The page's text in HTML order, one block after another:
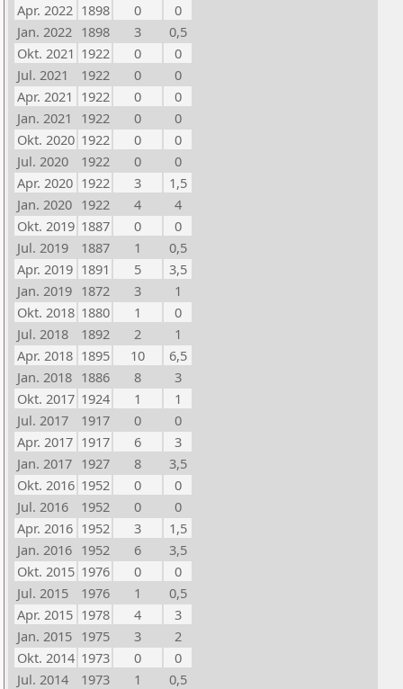
Apr. 2022 1898 0
0
Jan. 2022 1898 3
0,5
Okt. 2021 1922 0
0
Jul. 2021
1922 0
0
Apr. 2021 1922 0
0
Jan. 2021
1922 0
0
Okt. 2020 1922 0
0
Jul. 2020
1922 0
0
Apr. 2020 1922 3
1,5
Jan. 2020 1922 4
4
Okt. 2019 1887 0
0
Jul. 2019
1887 1
0,5
Apr. 2019 1891 5
3,5
Jan. 2019 1872 3
1
Okt. 2018 1880 1
0
Jul. 2018
1892 2
1
Apr. 2018 1895 10
6,5
Jan. 2018 1886 8
3
Okt. 2017 1924 1
1
Jul. 2017
1917 0
0
Apr. 2017 1917 6
3
Jan. 2017 1927 8
3,5
Okt. 2016 1952 0
0
Jul. 2016
1952 0
0
Apr. 2016 1952 3
1,5
Jan. 2016 1952 6
3,5
Okt. 2015 1976 0
0
Jul. 2015
1976 1
0,5
Apr. 2015 1978 4
3
Jan. 2015 1975 3
2
Okt. 2014 1973 0
0
Jul. 2014
1973 1
0,5